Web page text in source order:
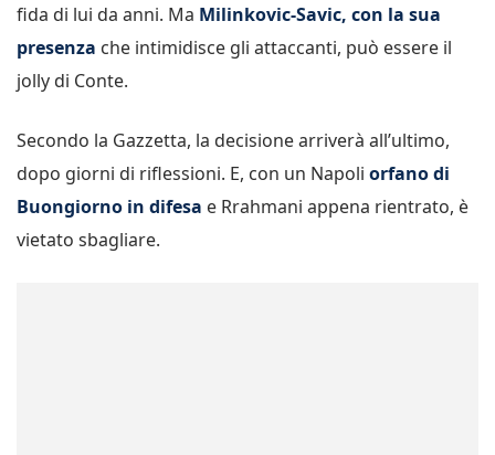
fida di lui da anni. Ma Milinkovic-Savic, con la sua
presenza che intimidisce gli attaccanti, può essere il
jolly di Conte.
Secondo la Gazzetta, la decisione arriverà all’ultimo,
dopo giorni di riflessioni. E, con un Napoli orfano di
Buongiorno in difesa e Rrahmani appena rientrato, è
vietato sbagliare.